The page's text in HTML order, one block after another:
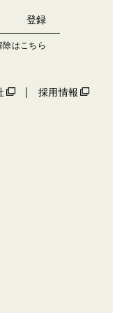
除はこちら
採用情報